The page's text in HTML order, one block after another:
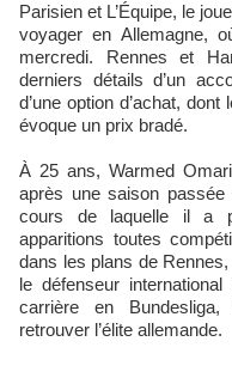
Parisien et L’Équipe, le
voyager en Allemagne,
mercredi. Rennes et
derniers détails d’un
d’une option d’achat,
évoque un prix bradé.
À 25 ans, Warmed
après une saison passée
cours de laquelle il a
apparitions toutes
dans les plans de
le défenseur
carrière en
retrouver l’élite allemande.